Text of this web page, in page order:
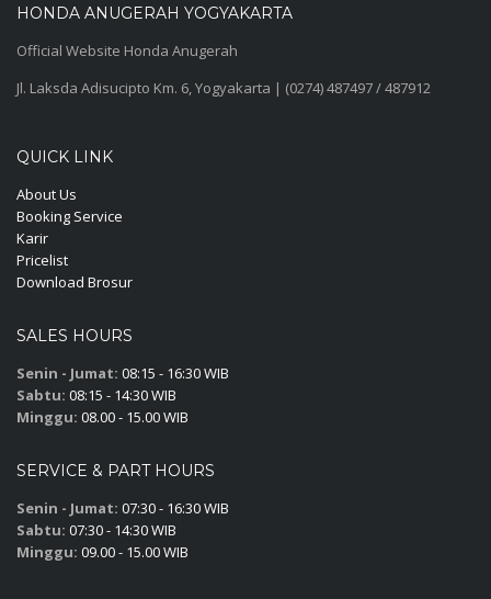
HONDA ANUGERAH YOGYAKARTA
Official Website Honda Anugerah
Jl. Laksda Adisucipto Km. 6, Yogyakarta | (0274) 487497 / 487912
QUICK LINK
About Us
Booking Service
Karir
Pricelist
Download Brosur
SALES HOURS
Senin - Jumat: 08:15 - 16:30 WIB
Sabtu: 08:15 - 14:30 WIB
Minggu: 08.00 - 15.00 WIB
SERVICE & PART HOURS
Senin - Jumat: 07:30 - 16:30 WIB
Sabtu: 07:30 - 14:30 WIB
Minggu: 09.00 - 15.00 WIB